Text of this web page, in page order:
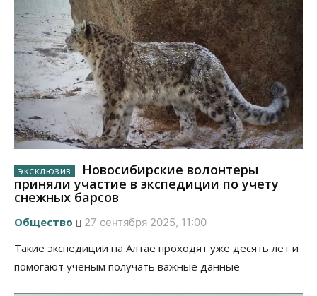
Новосибирские волонтеры
приняли участие в экспедиции по учету
снежных барсов
Общество 27 сентября 2025, 11:00
Такие экспедиции на Алтае проходят уже десять лет и
помогают ученым получать важные данные